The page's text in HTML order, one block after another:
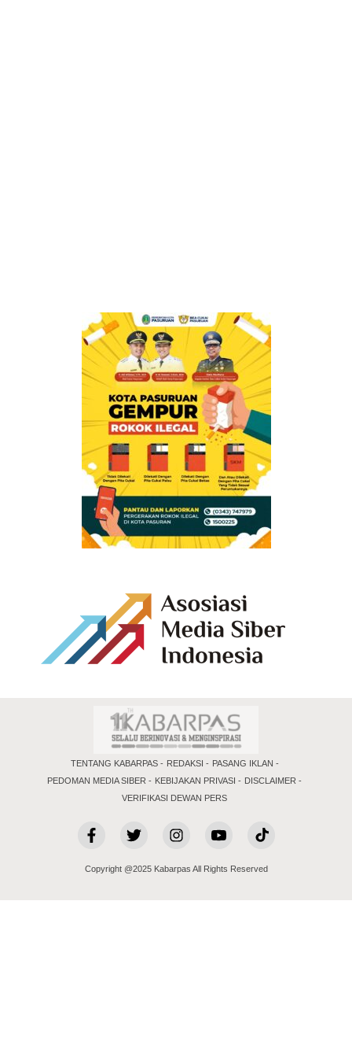
TENTANG KABARPAS REDAKSI
PASANG IKLAN
PEDOMAN MEDIA SIBER
KEBIJAKAN PRIVASI
DISCLAIMER
VERIFIKASI DEWAN PERS
Copyright @2025 Kabarpas All Rights Reserved